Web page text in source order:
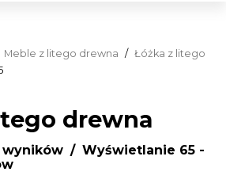
Meble z litego drewna / Łóżka z litego
drewna
Wyświetlanie 65 -